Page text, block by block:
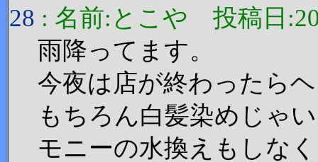
28 : 名前:とこや 投稿日
雨降ってます。
今夜は店が終わったら
もちろん白髪染めじゃ
モニーの水換えもしな